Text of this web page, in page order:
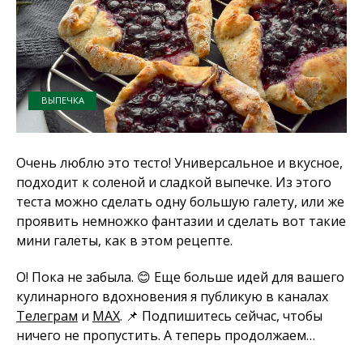
ВЫПЕЧКА
Очень люблю это тесто! Универсальное и вкусное,
подходит к соленой и сладкой выпечке. Из этого
теста можно сделать одну большую галету, или же
проявить немножко фантазии и сделать вот такие
мини галеты, как в этом рецепте.
О! Пока не забыла. 😊 Еще больше идей для вашего
кулинарного вдохновения я публикую в каналах
Телеграм и MAX. 📌 Подпишитесь сейчас, чтобы
ничего не пропустить. А теперь продолжаем…